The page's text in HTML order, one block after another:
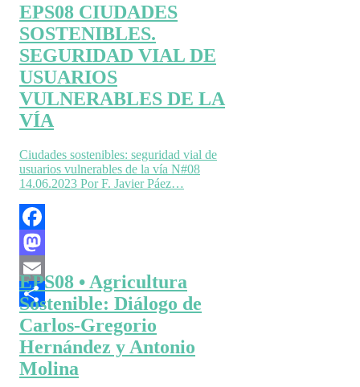
EPS08 CIUDADES
SOSTENIBLES.
SEGURIDAD VIAL DE
USUARIOS
VULNERABLES DE LA
VÍA
Ciudades sostenibles: seguridad vial de
usuarios vulnerables de la vía N#08
14.06.2023 Por F. Javier Páez…
Facebook
Mastodon
Email
Compartir
EPS08 • Agricultura
Sostenible: Diálogo de
Carlos-Gregorio
Hernández y Antonio
Molina